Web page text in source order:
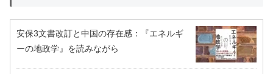
安保3文書改訂と中国の存在感：『エネルギ
ーの地政学』を読みながら